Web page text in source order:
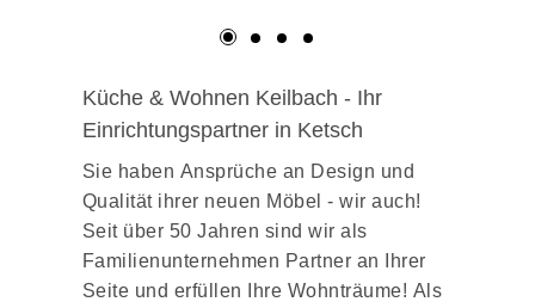
Küche & Wohnen Keilbach - Ihr
Einrichtungspartner in Ketsch
Sie haben Ansprüche an Design und
Qualität ihrer neuen Möbel - wir auch!
Seit über 50 Jahren sind wir als
Familienunternehmen Partner an Ihrer
Seite und erfüllen Ihre Wohnträume! Als